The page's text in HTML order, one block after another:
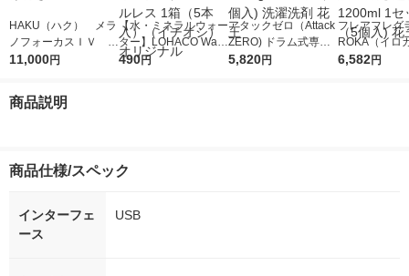
HAKU（ハク） メラ
ノフォーカスＩＶ 4
5ｇ 資生堂 おまけ
11,000円
【水・ミネラルウォー
ター】LOHACO Wate
r（ロハコウォータ
490円
アタックゼロ（Attack
ZERO) ドラム式専用
詰め替え メガジャン
5,820円
フレアフレグ
ROKA（イロ
イキッドリリ
6,582円
商品説明
商品仕様/スペック
インターフェ
ース
USB